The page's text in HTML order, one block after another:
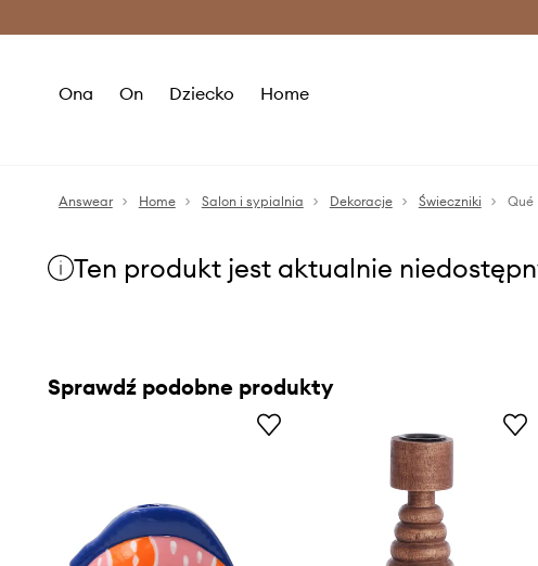
Ona On Dziecko Home
Answear Home Salon i sypialnia Dekoracje Świeczniki Qué
Ten produkt jest aktualnie
Sprawdź podobne produkty